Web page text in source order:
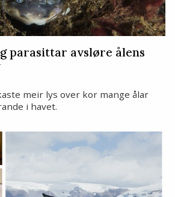
parasittar avsløre ålens
meir lys over kor mange ålar
i havet.